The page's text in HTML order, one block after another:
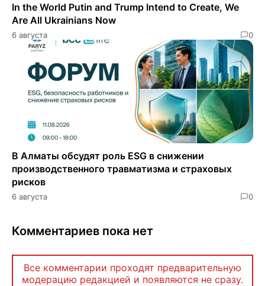
In the World Putin and Trump Intend to Create, We
Are All Ukrainians Now
6 августа 0
В Алматы обсудят роль ESG в снижении
производственного травматизма и страховых
рисков
6 августа 0
Комментариев пока нет
Все комментарии проходят предварительную
модерацию редакцией и появляются не сразу.